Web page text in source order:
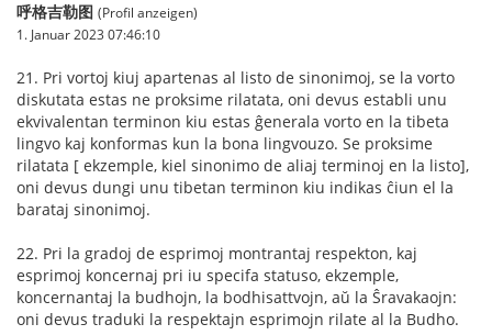
呼格吉勒图 (Profil anzeigen)
1. Januar 2023 07:46:10
21. Pri vortoj kiuj apartenas al listo de sinonimoj, se la vorto
diskutata estas ne proksime rilatata, oni devus establi unu
ekvivalentan terminon kiu estas ĝenerala vorto en la tibeta
lingvo kaj konformas kun la bona lingvouzo. Se proksime
rilatata [ ekzemple, kiel sinonimo de aliaj terminoj en la listo],
oni devus dungi unu tibetan terminon kiu indikas ĉiun el la
barataj sinonimoj.
22. Pri la gradoj de esprimoj montrantaj respekton, kaj
esprimoj koncernaj pri iu specifa statuso, ekzemple,
koncernantaj la budhojn, la bodhisattvojn, aŭ la Ŝravakaojn:
oni devus traduki la respektajn esprimojn rilate al la Budho.